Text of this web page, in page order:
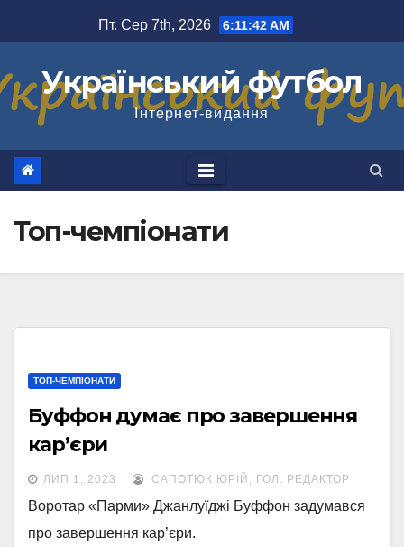
до
Пт. Сер 7th, 2026 6:11:43 AM
Український футбол
Інтернет-видання
Топ-чемпіонати
ТОП-ЧЕМПІОНАТИ
Буффон думає про завершення
кар’єри
ЛИП 1, 2023 САПОТЮК ЮРІЙ, ГОЛ. РЕДАКТОР
Воротар «Парми» Джанлуїджі Буффон задумався
про завершення кар’єри.